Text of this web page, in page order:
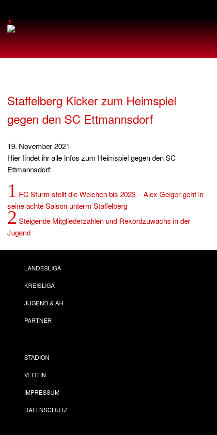
,
Staffelberg Kicker zum Heimspiel
gegen den SC Ettmannsdorf
19. November 2021
Hier findet ihr alle Infos zum Heimspiel gegen den SC
Ettmannsdorf:
1 FC Sturm stellt die Weichen bis 2023 – Alex Geiger geht in
seine achte Saison unterm Staffelberg
2 Steigende Mitgliederzahlen und Rekordzuwachs in der
Jugend
LANDESLIGA
KREISLIGA
JUGEND & AH
PARTNER
STADION
VEREIN
IMPRESSUM
DATENSCHUTZ